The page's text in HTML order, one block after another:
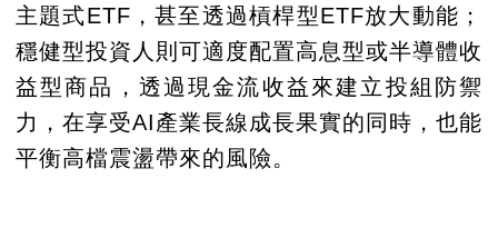
主題式ETF，甚至透過槓桿型ETF放大動能；
穩健型投資人則可適度配置高息型或半導體收
益型商品，透過現金流收益來建立投組防禦
力，在享受AI產業長線成長果實的同時，也能
平衡高檔震盪帶來的風險。